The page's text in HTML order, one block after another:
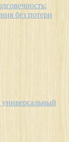
без потери
универсальный